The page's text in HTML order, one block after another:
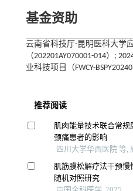
基金资助
云南省科技厅-昆明医科大学
（202201AY070001-014）;
业科技项目（FWCY-